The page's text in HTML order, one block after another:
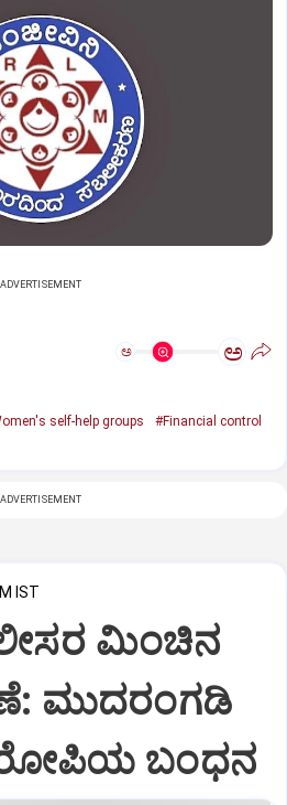
ADVERTISEMENT
ಅ ಅ
self-help groups
#Financial control
ADVERTISEMENT
IST
ಮಿಂಚಿನ
ಮುದರಂಗಡಿ
ಬಂಧನ